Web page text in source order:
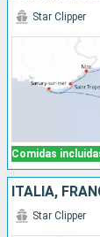
Comidas
Star Clipper
ITALIA,
Star Clipper